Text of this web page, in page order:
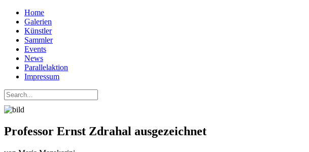
Home
Galerien
Künstler
Sammler
Events
News
Parallelaktion
Impressum
Professor Ernst Zdrahal ausgezeichnet